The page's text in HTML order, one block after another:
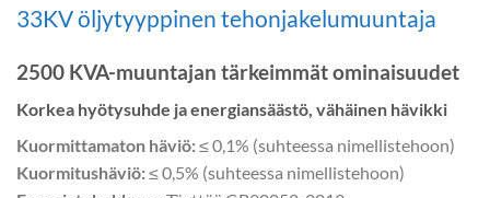
33KV öljytyyppinen tehonjakelumuuntaja
2500 KVA-muuntajan tärkeimmät ominaisuudet
Korkea hyötysuhde ja energiansäästö, vähäinen hävikki
Kuormittamaton häviö:≤ 0,1% (suhteessa nimellistehoon)
Kuormitushäviö:≤ 0,5% (suhteessa nimellistehoon)